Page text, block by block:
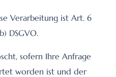
Verarbeitung ist Art. 6
DSGVO.
sofern Ihre Anfrage
worden ist und der